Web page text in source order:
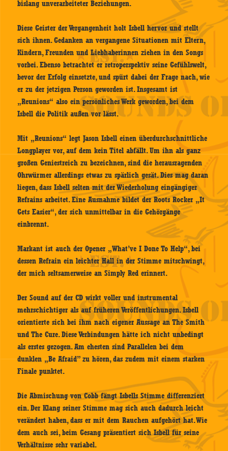
bislang unverarbeiteter Beziehungen.
Diese Geister der Vergangenheit holt Isbell hervor und stellt
sich ihnen. Gedanken an vergangene Situationen mit Eltern,
Kindern, Freunden und Liebhaberinnen ziehen in den Songs
vorbei. Ebenso betrachtet er retroperspektiv seine Gefühlswelt,
bevor der Erfolg einsetzte, und spürt dabei der Frage nach, wie
er zu der jetzigen Person geworden ist. Insgesamt ist
„Reunions“ also ein persönliches Werk geworden, bei dem
Isbell die Politik außen vor lässt.
Mit „Reunions“ legt Jason Isbell einen überdurchschnittliche
Longplayer vor, auf dem kein Titel abfällt. Um ihn als ganz
großen Geniestreich zu bezeichnen, sind die herausragenden
Ohrwürmer allerdings etwas zu spärlich gesät. Dies mag daran
liegen, dass Isbell selten mit der Wiederholung eingängiger
Refrains arbeitet. Eine Ausnahme bildet der Roots Rocker „It
Gets Easier“, der sich unmittelbar in die Gehörgänge
einbrennt.
Markant ist auch der Opener „What’ve I Done To Help“, bei
dessen Refrain ein leichter Hall in der Stimme mitschwingt,
der mich seltsamerweise an Simply Red erinnert.
Der Sound auf der CD wirkt voller und instrumental
mehrschichtiger als auf früheren Veröffentlichungen. Isbell
orientierte sich bei ihm nach eigener Aussage an The Smith
und The Cure. Diese Verbindungen hätte ich nicht unbedingt
als erstes gezogen. Am ehesten sind Parallelen bei dem
dunklen „Be Afraid” zu hören, das zudem mit einem starken
Finale punktet.
Die Abmischung von Cobb fängt Isbells Stimme differenziert
ein. Der Klang seiner Stimme mag sich auch dadurch leicht
verändert haben, dass er mit dem Rauchen aufgehört hat. Wie
dem auch sei, beim Gesang präsentiert sich Isbell für seine
Verhältnisse sehr variabel.